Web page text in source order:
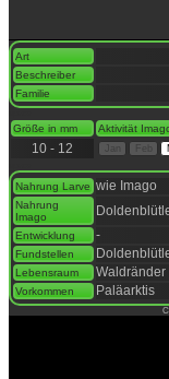
Art
Beschreiber
Familie
Größe in mm Aktivität
10 - 12
Nahrung Larve wie Imago
Nahrung
Imago
Entwicklung -
Fundstellen
Lebensraum Waldränder
Vorkommen Paläarktis